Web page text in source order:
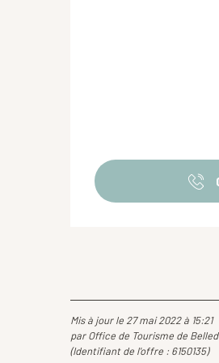
Mis à jour le 27 mai 2022 à 15:21
par Office de Tourisme de
(Identifiant de l'offre : 6150135)